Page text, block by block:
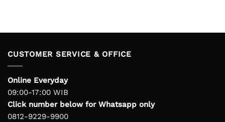
CUSTOMER SERVICE & OFFICE
Online Everyday
09:00-17:00 WIB
Click number below for Whatsapp only
0812-9229-9900